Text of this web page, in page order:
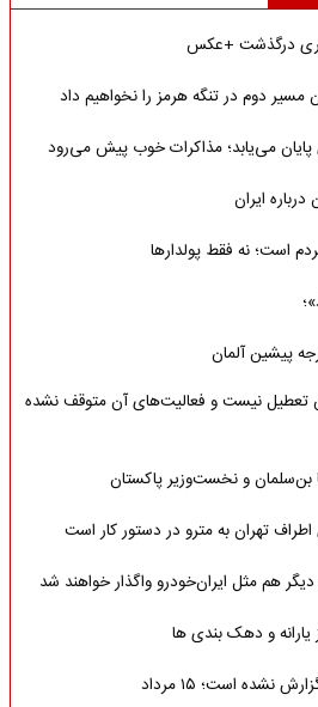
درگذشت +عکس
دوم در تنگه هرمز را نخواهیم داد
پایان می‌یابد؛ مذاکرات خوب پیش می‌رود
ایران
است؛ نه فقط پولدارها
پیشین آلمان
نیست و فعالیت‌های آن متوقف نشده
بن‌سلمان و نخست‌وزیر پاکستان
تهران به مترو در دستور کار است
هم مثل ایران‌خودرو واگذار خواهند شد
یارانه و دهک بندی ها
است؛ ۱۵ مرداد